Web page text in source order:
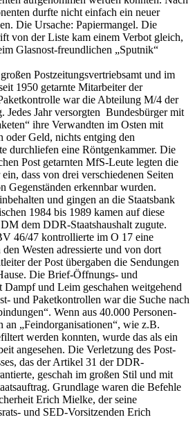
durfte nicht einfach ein neuer
Die Ursache: Papiermangel. Die
von der Liste kam einem Verbot gleich,
Glasnost-freundlichen „Sputnik“
Postzeitungsvertriebs­amt und im
1950 getarnte Mitarbeiter der
war die Abteilung M/4 der
Jedes Jahr versorgten Bundesbürger mit
ihre Verwandten im Osten mit
oder Geld, nichts entging den
durchliefen eine Röntgenkammer. Die
Post getarnten MfS-Leute legten die
dass von drei verschiedenen Seiten
Gegenständen erkennbar wurden.
und gingen an die Staatsbank
1984 bis 1989 kamen auf diese
dem DDR-Staatshaushalt zugute.
46/47 kontrollierte im O 17 eine
Westen adressierte und von dort
der Post übergaben die Sendungen
Die Brief-Öffnungs- und
Dampf und Leim geschahen weitgehend
und Paketkontrollen war die Suche nach
Wenn aus 40.000 Personen-
an „Feindorganisationen“, wie z.B.
werden konnten, wurde das als ein
angesehen. Die Verletzung des Post-
das der Artikel 31 der DDR-
geschah im großen Stil und mit
Grundlage waren die Befehle
Erich Mielke, der seine
und SED-Vorsitzenden Erich